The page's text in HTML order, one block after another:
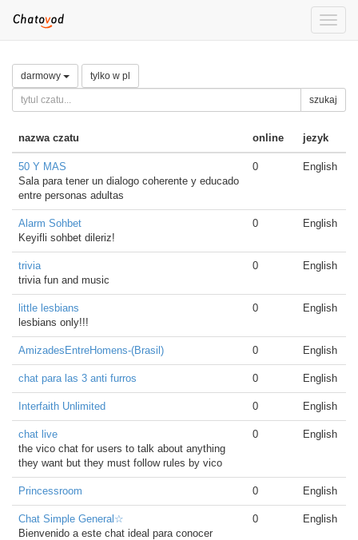
Toggle
darmowy tylko w pl
szukaj
nazwa czatu online jezyk
50 Y MAS
Sala para tener un dialogo coherente y educado
entre personas adultas
0 English
Alarm Sohbet
Keyifli sohbet dileriz!
0 English
trivia
trivia fun and music
0 English
little lesbians
lesbians only!!!
0 English
AmizadesEntreHomens-(Brasil) 0 English
chat para las 3 anti furros 0 English
Interfaith Unlimited 0 English
chat live
the vico chat for users to talk about anything
they want but they must follow rules by vico
0 English
Princessroom 0 English
Chat Simple General☆
Bienvenido a este chat ideal para conocer
0 English